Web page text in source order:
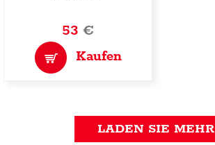
53€
Kaufen
LADEN SIE MEHR